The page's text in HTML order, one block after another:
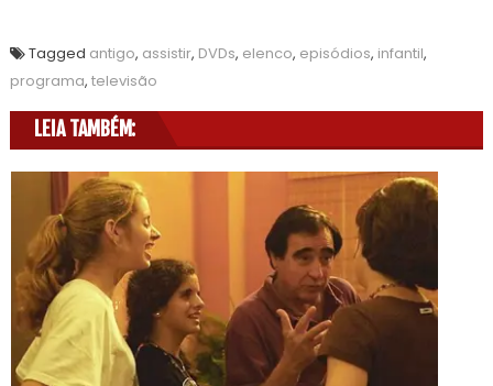
Tagged antigo, assistir, DVDs, elenco, episódios, infantil,
programa, televisão
LEIA TAMBÉM: